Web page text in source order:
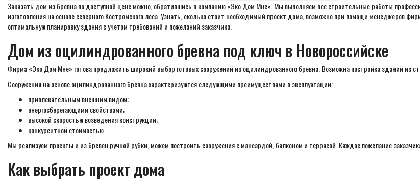
Заказать дом из бревна по доступной цене можно, обратившись в компанию «Эко Дом Мне». Мы выполняем все строительные работы
изготовления на основе северного Костромского леса. Узнать, сколько стоит необходимый проект дома, возможно при помощи менеджеров
оптимальную планировку здания с учетом требований и пожеланий заказчика.
Дом из оцилиндрованного бревна под ключ в Новороссийске
Фирма «Эко Дом Мне» готова предложить широкий выбор готовых сооружений из оцилиндрованного бревна. Возможна постройка зданий из
Сооружения на основе оцилиндрованного бревна характеризуются следующими преимуществами в эксплуатации:
привлекательным внешним видом;
энергосберегающими свойствами;
высокой скоростью возведения конструкции;
конкурентной стоимостью.
Мы реализуем проекты и из бревен ручной рубки, можем построить сооружения с мансардой, балконом и террасой. Каждое пожелание
Как выбрать проект дома